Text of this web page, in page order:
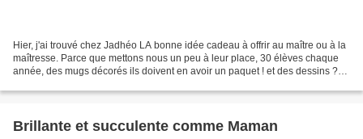
Hier, j'ai trouvé chez Jadhéo LA bonne idée cadeau à offrir au maître ou à la
maîtresse. Parce que mettons nous un peu à leur place, 30 élèves chaque
année, des mugs décorés ils doivent en avoir un paquet ! et des dessins ?
Brillante et succulente comme Maman